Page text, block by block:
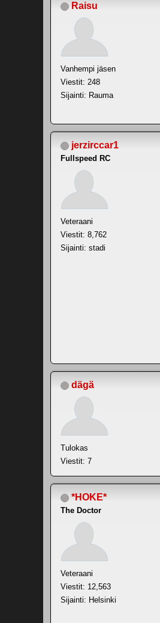
Raisu
Vanhempi jäsen
Viestit: 248
Sijainti: Rauma
jerzirccar1
Fullspeed RC
Veteraani
Viestit: 8,762
Sijainti: stadi
dägä
Tulokas
Viestit: 7
*HOKE*
The Doctor
Veteraani
Viestit: 12,563
Sijainti: Helsinki